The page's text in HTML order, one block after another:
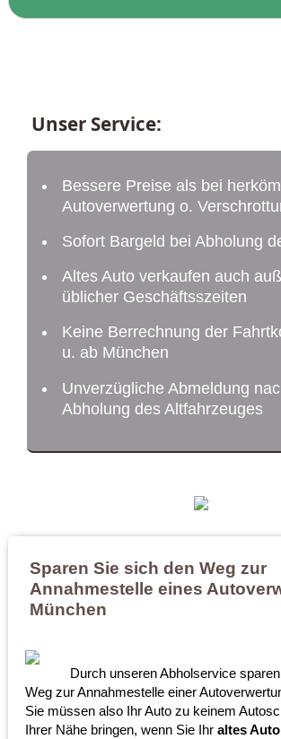
Unser Service:
Bessere Preise als bei
Autoverwertung o.
Sofort Bargeld bei Abholung
Altes Auto verkaufen auch
üblicher Geschäftsszeiten
Keine Berrechnung der
u. ab München
Unverzügliche Abmeldung
Abholung des Altfahrzeuges
Sparen Sie sich den Weg zur
Annahmestelle eines
München
Durch unseren Abholservice
Weg zur Annahmestelle einer
Sie müssen also Ihr Auto zu keinem
Ihrer Nähe bringen, wenn Sie Ihr altes